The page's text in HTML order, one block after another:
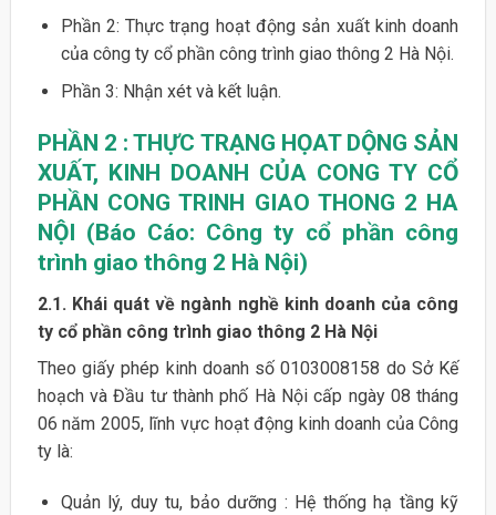
Phần 2: Thực trạng hoạt động sản xuất kinh doanh
của công ty cổ phần công trình giao thông 2 Hà Nội.
Phần 3: Nhận xét và kết luận.
PHẦN 2 : THỰC TRẠNG HỌAT DỘNG SẢN
XUẤT, KINH DOANH CỦA CONG TY CỔ
PHẦN CONG TRINH GIAO THONG 2 HA
NỘI (Báo Cáo: Công ty cổ phần công
trình giao thông 2 Hà Nội)
2.1. Khái quát về ngành nghề kinh doanh của công
ty cổ phần công trình giao thông 2 Hà Nội
Theo giấy phép kinh doanh số 0103008158 do Sở Kế
hoạch và Đầu tư thành phố Hà Nội cấp ngày 08 tháng
06 năm 2005, lĩnh vực hoạt động kinh doanh của Công
ty là:
Quản lý, duy tu, bảo dưỡng : Hệ thống hạ tầng kỹ